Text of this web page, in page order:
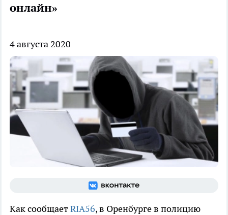
онлайн»
4 августа 2020
Как сообщаетRIA56, в Оренбурге в полицию